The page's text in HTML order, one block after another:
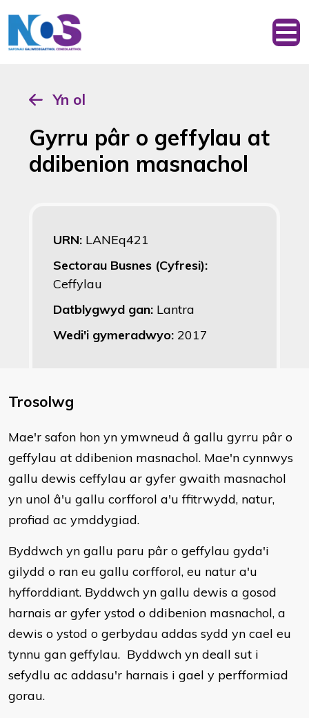
Yn ol
Gyrru pâr o geffylau at
ddibenion masnachol
URN: LANEq421
Sectorau Busnes (Cyfresi):
Ceffylau
Datblygwyd gan: Lantra
Wedi'i gymeradwyo: 2017
Trosolwg
​Mae'r safon hon yn ymwneud â gallu gyrru pâr o
geffylau at ddibenion masnachol. Mae'n cynnwys
gallu dewis ceffylau ar gyfer gwaith masnachol
yn unol â'u gallu corfforol a'u ffitrwydd, natur,
profiad ac ymddygiad.
Byddwch yn gallu paru pâr o geffylau gyda'i
gilydd o ran eu gallu corfforol, eu natur a'u
hyfforddiant. Byddwch yn gallu dewis a gosod
harnais ar gyfer ystod o ddibenion masnachol, a
dewis o ystod o gerbydau addas sydd yn cael eu
tynnu gan geffylau. Byddwch yn deall sut i
sefydlu ac addasu'r harnais i gael y perfformiad
gorau.